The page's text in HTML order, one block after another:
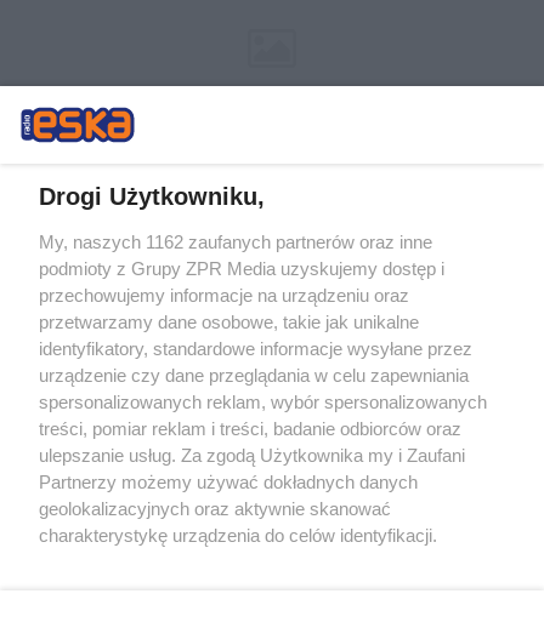
Żaden utwór zamieszczony w serwisie nie może być powielany i
rozpowszechniany lub dalej rozpowszechniany w jakikolwiek sposób (w
tym także elektroniczny lub mechaniczny) na jakimkolwiek polu
eksploatacji w jakiejkolwiek formie, włącznie z umieszczaniem w
Internecie bez pisemnej zgody właściciela praw. Jakiekolwiek użycie lub
wykorzystanie utworów w całości lub w części z naruszeniem prawa,
tzn. bez właściwej zgody, jest zabronione pod groźbą kary i może być
ścigane prawnie.
Drogi Użytkowniku,
My, naszych 1162 zaufanych partnerów oraz inne
podmioty z Grupy ZPR Media uzyskujemy dostęp i
przechowujemy informacje na urządzeniu oraz
przetwarzamy dane osobowe, takie jak unikalne
identyfikatory, standardowe informacje wysyłane przez
urządzenie czy dane przeglądania w celu zapewniania
spersonalizowanych reklam, wybór spersonalizowanych
treści, pomiar reklam i treści, badanie odbiorców oraz
ulepszanie usług. Za zgodą Użytkownika my i Zaufani
Partnerzy możemy używać dokładnych danych
geolokalizacyjnych oraz aktywnie skanować
charakterystykę urządzenia do celów identyfikacji.